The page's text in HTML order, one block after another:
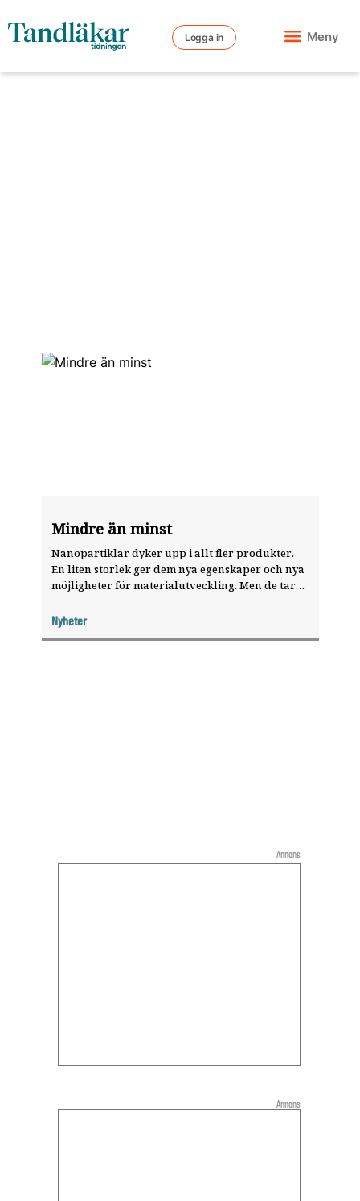
Logga in Meny
Mindre än minst
Nanopartiklar dyker upp i allt fler produkter.
En liten storlek ger dem nya egenskaper och nya
möjlig­heter för materialutveckling. Men de tar
Nyheter
Annons
Annons